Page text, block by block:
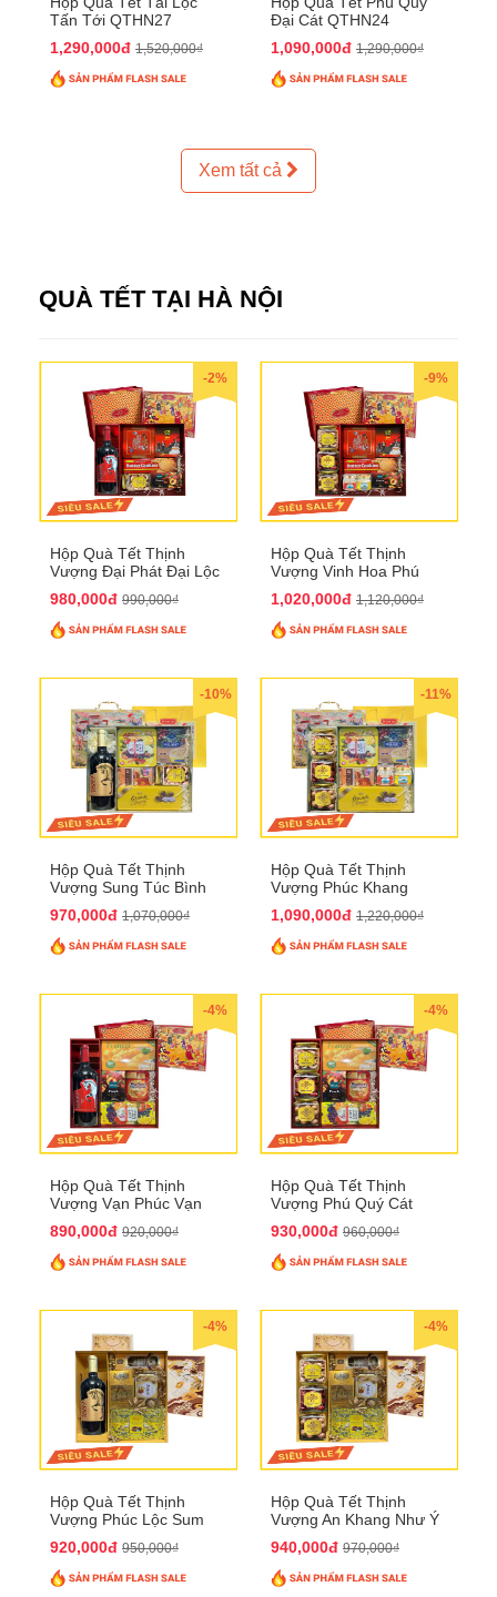
Tấn Tới QTHN27
1,290,000đ 1,520,000₫
Đại Cát QTHN24
1,090,000đ 1,290,000₫
Xem tất cả
QUÀ TẾT TẠI HÀ NỘI
-2%
Hộp Quà Tết Thịnh
Vượng Đại Phát Đại Lộc
980,000đ 990,000₫
-9%
Hộp Quà Tết Thịnh
Vượng Vinh Hoa Phú
1,020,000đ 1,120,000₫
-10%
Hộp Quà Tết Thịnh
Vượng Sung Túc Bình
970,000đ 1,070,000₫
-11%
Hộp Quà Tết Thịnh
Vượng Phúc Khang
1,090,000đ 1,220,000₫
-4%
Hộp Quà Tết Thịnh
Vượng Vạn Phúc Vạn
890,000đ 920,000₫
-4%
Hộp Quà Tết Thịnh
Vượng Phú Quý Cát
930,000đ 960,000₫
-4%
Hộp Quà Tết Thịnh
Vượng Phúc Lộc Sum
920,000đ 950,000₫
-4%
Hộp Quà Tết Thịnh
Vượng An Khang Như Ý
940,000đ 970,000₫